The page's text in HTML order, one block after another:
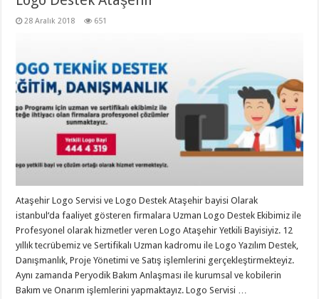
28 Aralık 2018 651
Ataşehir Logo Servisi ve Logo Destek Ataşehir bayisi Olarak
istanbul‘da faaliyet gösteren firmalara Uzman Logo Destek Ekibimiz ile
Profesyonel olarak hizmetler veren Logo Ataşehir Yetkili Bayisiyiz. 12
yıllık tecrübemiz ve Sertifikalı Uzman kadromu ile Logo Yazılım Destek,
Danışmanlık, Proje Yönetimi ve Satış işlemlerini gerçekleştirmekteyiz.
Aynı zamanda Peryodik Bakım Anlaşması ile kurumsal ve kobilerin
Bakım ve Onarım işlemlerini yapmaktayız. Logo Servisi …